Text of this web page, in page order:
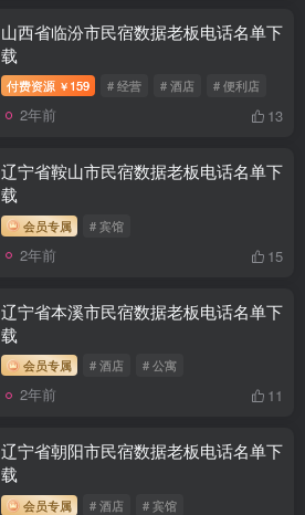
山西省临汾市民宿数据老板电话名单下
载
付费资源 ￥ 159 # 经营 # 酒店 # 便利店
2年前 13
辽宁省鞍山市民宿数据老板电话名单下
载
会员专属 # 宾馆
2年前 15
辽宁省本溪市民宿数据老板电话名单下
载
会员专属 # 酒店 # 公寓
2年前 11
辽宁省朝阳市民宿数据老板电话名单下
载
会员专属 # 酒店 # 宾馆